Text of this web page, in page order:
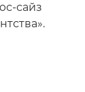
сайз